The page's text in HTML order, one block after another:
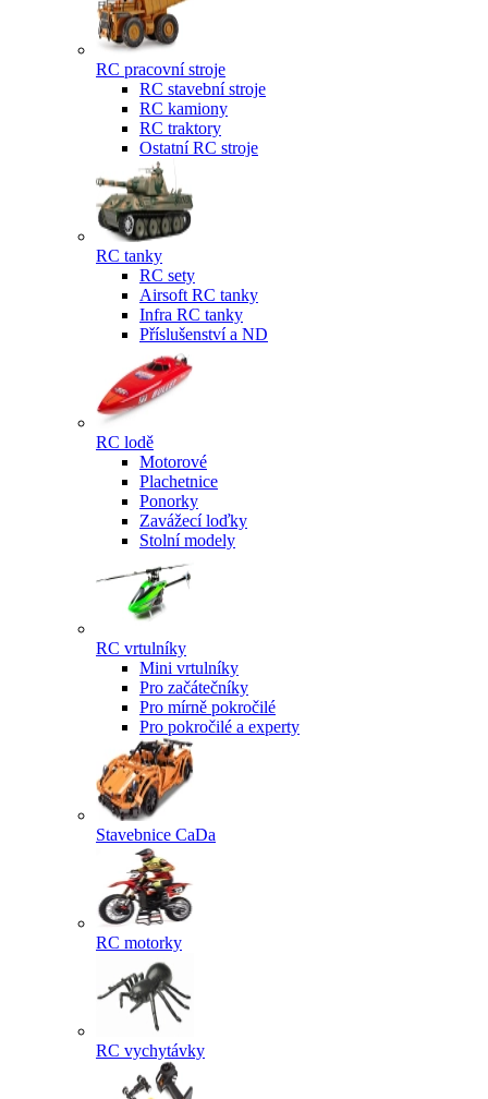
RC pracovní stroje
RC stavební stroje
RC kamiony
RC traktory
Ostatní RC stroje
RC tanky
RC sety
Airsoft RC tanky
Infra RC tanky
Příslušenství a ND
RC lodě
Motorové
Plachetnice
Ponorky
Zavážecí loďky
Stolní modely
RC vrtulníky
Mini vrtulníky
Pro začátečníky
Pro mírně pokročilé
Pro pokročilé a experty
Stavebnice CaDa
RC motorky
RC vychytávky